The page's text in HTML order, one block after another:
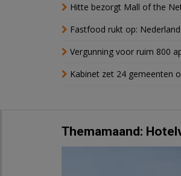
Hitte bezorgt Mall of the
Fastfood rukt op:
Vergunning voor ruim 800
Kabinet zet 24 gemeenten
Themamaand: